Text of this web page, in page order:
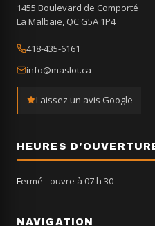
1455 Boulevard de Comporté
La Malbaie, QC G5A 1P4
418-435-6161
info@maslot.ca
Laissez un avis Google
HEURES
Fermé - ouvre à 07 h 30
NAVIGATION